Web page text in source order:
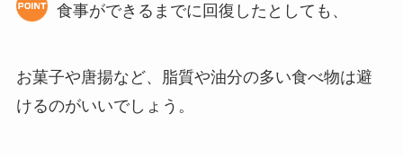
食事ができるまでに回復したとしても、
お菓子や唐揚など、脂質や油分の多い食べ物は避
けるのがいいでしょう。